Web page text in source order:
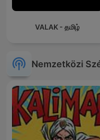
VALAK - தமிழ்
Nemzetközi